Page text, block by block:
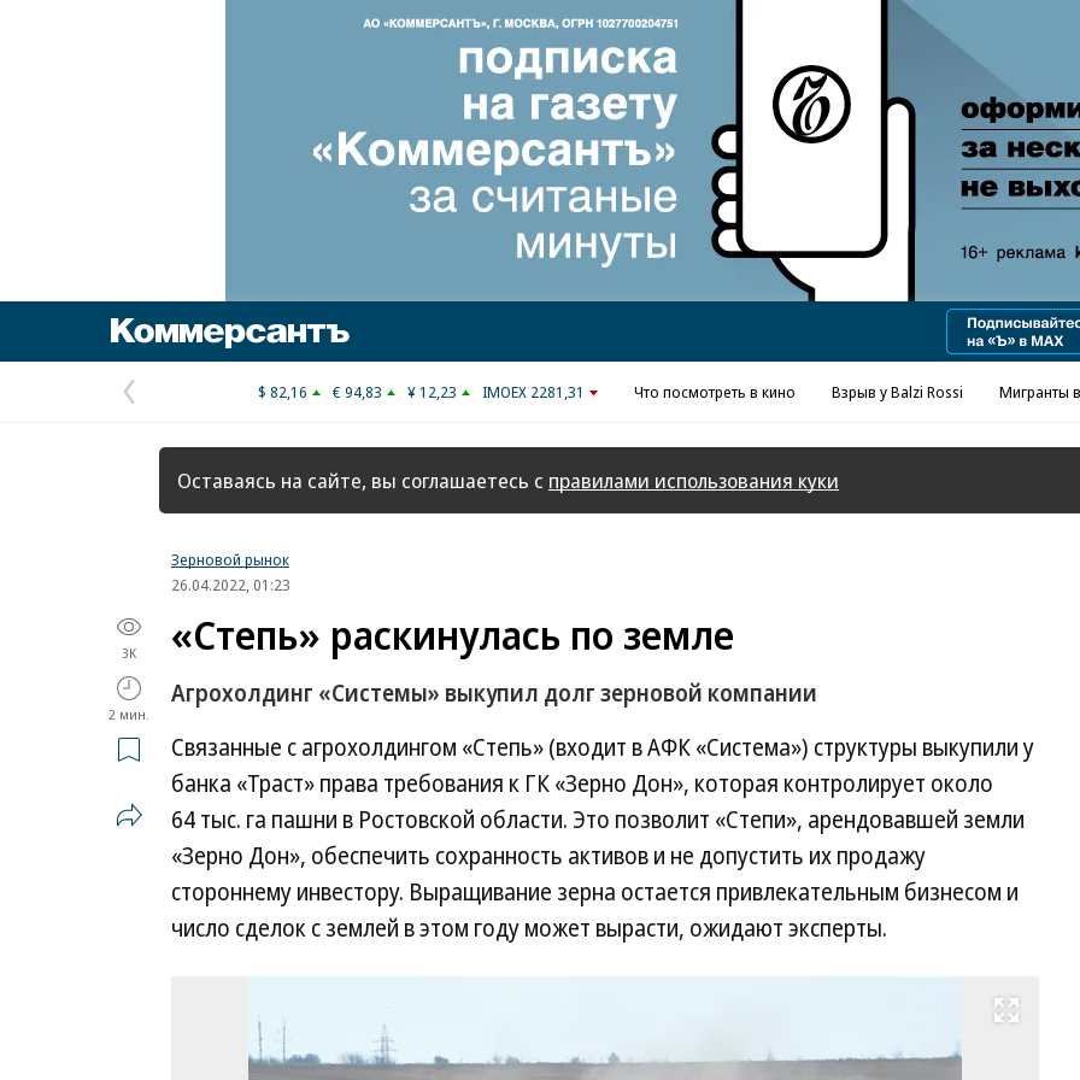
Реклама в «Ъ» www.kommersant.ru/ad
Предыдущая
страница
$ 82,16 € 94,83 ¥ 12,23 IMOEX 2281,31 Что посмотреть в кино Взрыв у Balzi Rossi Мигранты
Оставаясь на сайте, вы соглашаетесь с правилами использования куки
Зерновой рынок
26.04.2022, 01:23
3K
2 мин.
«Степь» раскинулась по земле
Агрохолдинг «Системы» выкупил долг зерновой компании
Связанные с агрохолдингом «Степь» (входит в АФК «Система») структуры выкупили у
банка «Траст» права требования к ГК «Зерно Дон», которая контролирует около
64 тыс. га пашни в Ростовской области. Это позволит «Степи», арендовавшей земли
«Зерно Дон», обеспечить сохранность активов и не допустить их продажу
стороннему инвестору. Выращивание зерна остается привлекательным бизнесом и
число сделок с землей в этом году может вырасти, ожидают эксперты.
Развернуть на весь экран